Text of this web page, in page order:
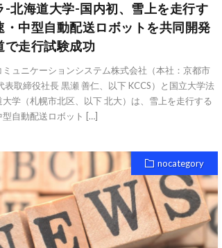
-北海道大学-国内初、雪上を走行す
・中型自動配送ロボットを共同開発
で走行試験成功
ミュニケーションシステム株式会社（本社：京都市
表取締役社長 黒瀬 善仁、以下 KCCS）と国立大学法
大学（札幌市北区、以下 北大）は、雪上を走行する
型自動配送ロボット […]
nocategory